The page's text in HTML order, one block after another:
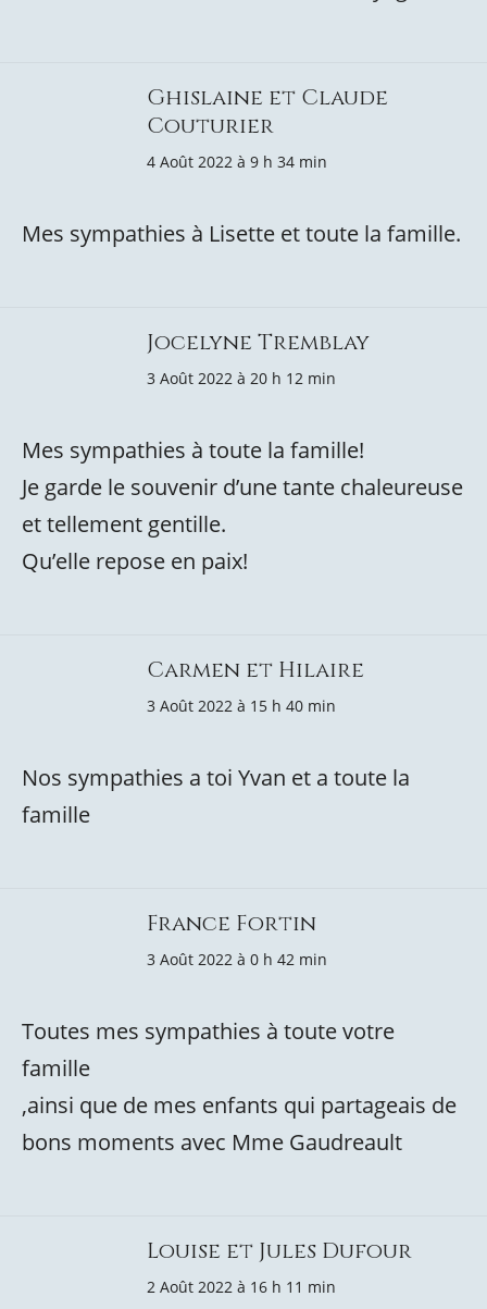
Ghislaine et Claude
Couturier
4 Août 2022 à 9 h 34 min
Mes sympathies à Lisette et toute la famille.
Jocelyne Tremblay
3 Août 2022 à 20 h 12 min
Mes sympathies à toute la famille!
Je garde le souvenir d’une tante chaleureuse
et tellement gentille.
Qu’elle repose en paix!
Carmen et Hilaire
3 Août 2022 à 15 h 40 min
Nos sympathies a toi Yvan et a toute la
famille
France Fortin
3 Août 2022 à 0 h 42 min
Toutes mes sympathies à toute votre
famille
,ainsi que de mes enfants qui partageais de
bons moments avec Mme Gaudreault
Louise et Jules Dufour
2 Août 2022 à 16 h 11 min